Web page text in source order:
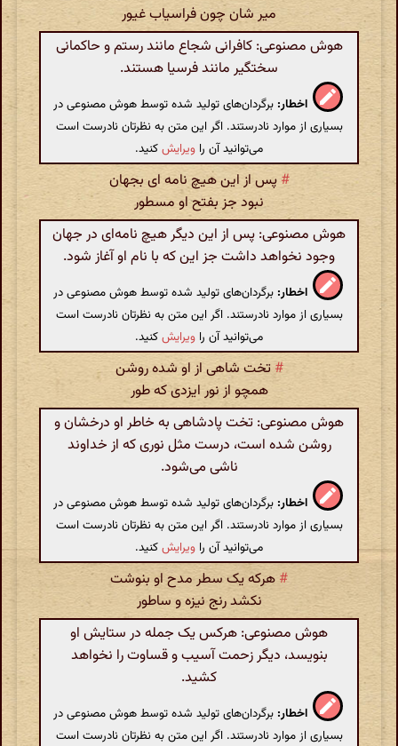
میر شان چون فراسیاب غیور
هوش مصنوعی: کافرانی شجاع مانند رستم و حاکمانی
سختگیر مانند فرسیا هستند.
اخطار: برگردان‌های تولید شده توسط هوش مصنوعی در
بسیاری از موارد نادرستند. اگر این متن به نظرتان نادرست است
می‌توانید آن را ویرایشکنید.
# پس از این هیچ نامه ای بجهان
نبود جز بفتح او مسطور
هوش مصنوعی: پس از این دیگر هیچ نامه‌ای در جهان
وجود نخواهد داشت جز این که با نام او آغاز شود.
اخطار: برگردان‌های تولید شده توسط هوش مصنوعی در
بسیاری از موارد نادرستند. اگر این متن به نظرتان نادرست است
می‌توانید آن را ویرایشکنید.
# تخت شاهی از او شده روشن
همچو از نور ایزدی که طور
هوش مصنوعی: تخت پادشاهی به خاطر او درخشان و
روشن شده است، درست مثل نوری که از خداوند
ناشی می‌شود.
اخطار: برگردان‌های تولید شده توسط هوش مصنوعی در
بسیاری از موارد نادرستند. اگر این متن به نظرتان نادرست است
می‌توانید آن را ویرایشکنید.
# هرکه یک سطر مدح او بنوشت
نکشد رنج نیزه و ساطور
هوش مصنوعی: هرکس یک جمله در ستایش او
بنویسد، دیگر زحمت آسیب و قساوت را نخواهد
کشید.
اخطار: برگردان‌های تولید شده توسط هوش مصنوعی در
بسیاری از موارد نادرستند. اگر این متن به نظرتان نادرست است